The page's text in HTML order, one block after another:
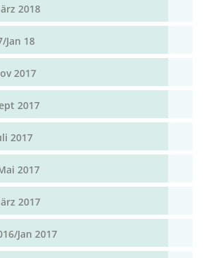
2018
Jan 18
2017
2017
2017
2017
2017
Jan 2017